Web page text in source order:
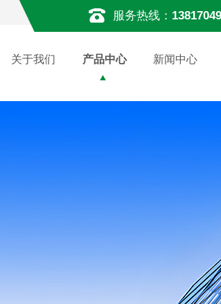
服务热线：
关于我们 产品中心 新闻中心